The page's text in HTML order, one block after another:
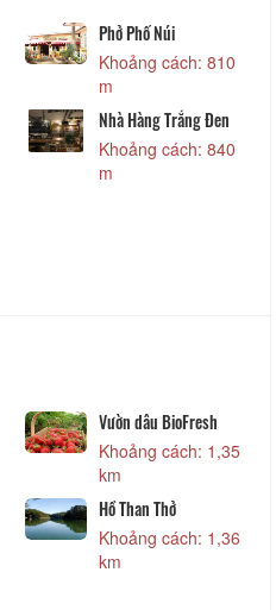
Phở Phố Núi
Khoảng cách: 810
m
Nhà Hàng Trắng Đen
Khoảng cách: 840
m
Vườn dâu BioFresh
Khoảng cách: 1,35
km
Hồ Than Thở
Khoảng cách: 1,36
km